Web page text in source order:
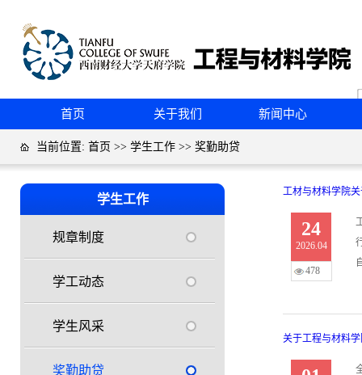
首页 关于我们 新闻中心
当前位置: 首页 >> 学生工作 >> 奖勤助贷
学生工作
规章制度
学工动态
学生风采
奖勤助贷
工材与材料学院
24
2026.04
478
关于工程与材料